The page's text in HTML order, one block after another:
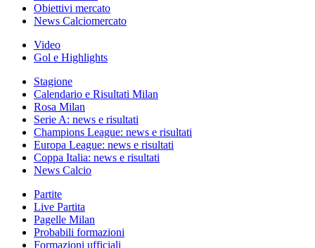
Obiettivi mercato
News Calciomercato
Video
Gol e Highlights
Stagione
Calendario e Risultati Milan
Rosa Milan
Serie A: news e risultati
Champions League: news e risultati
Europa League: news e risultati
Coppa Italia: news e risultati
News Calcio
Partite
Live Partita
Pagelle Milan
Probabili formazioni
Formazioni ufficiali